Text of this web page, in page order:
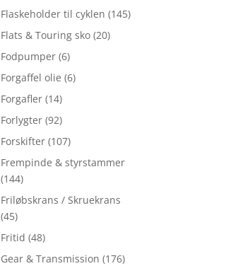
Flaskeholder til cyklen (145)
Flats & Touring sko (20)
Fodpumper (6)
Forgaffel olie (6)
Forgafler (14)
Forlygter (92)
Forskifter (107)
Frempinde & styrstammer
(144)
Friløbskrans / Skruekrans
(45)
Fritid (48)
Gear & Transmission (176)